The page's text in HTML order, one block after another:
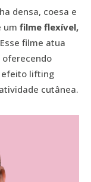
densa, coesa e
um filme flexível,
filme atua
oferecendo
efeito lifting
cutânea.